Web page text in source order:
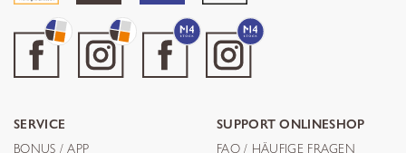
SERVICE
BONUS / APP
SUPPORT ONLINESHOP
FAQ / HÄUFIGE FRAGEN